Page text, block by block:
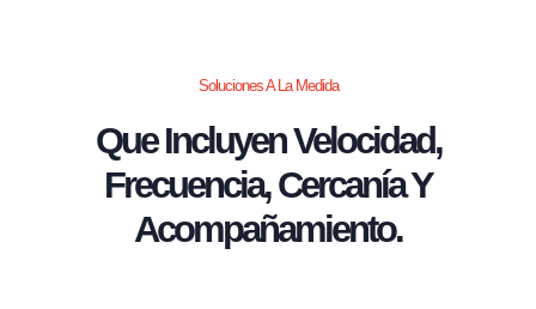
Soluciones A La Medida
Que Incluyen Velocidad,
Frecuencia, Cercanía Y
Acompañamiento.